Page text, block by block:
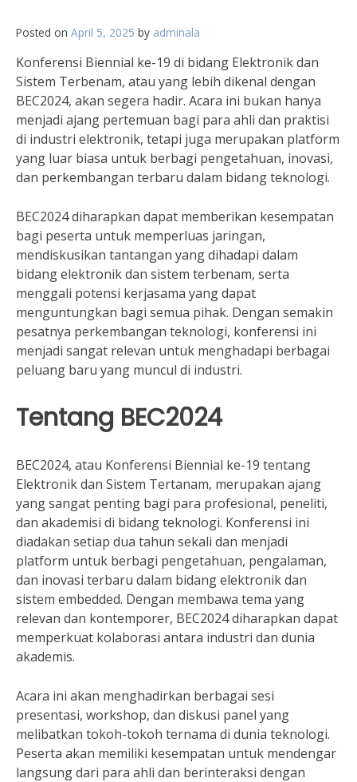
Posted on April 5, 2025 by adminala
Konferensi Biennial ke-19 di bidang Elektronik dan
Sistem Terbenam, atau yang lebih dikenal dengan
BEC2024, akan segera hadir. Acara ini bukan hanya
menjadi ajang pertemuan bagi para ahli dan praktisi
di industri elektronik, tetapi juga merupakan platform
yang luar biasa untuk berbagi pengetahuan, inovasi,
dan perkembangan terbaru dalam bidang teknologi.
BEC2024 diharapkan dapat memberikan kesempatan
bagi peserta untuk memperluas jaringan,
mendiskusikan tantangan yang dihadapi dalam
bidang elektronik dan sistem terbenam, serta
menggali potensi kerjasama yang dapat
menguntungkan bagi semua pihak. Dengan semakin
pesatnya perkembangan teknologi, konferensi ini
menjadi sangat relevan untuk menghadapi berbagai
peluang baru yang muncul di industri.
Tentang BEC2024
BEC2024, atau Konferensi Biennial ke-19 tentang
Elektronik dan Sistem Tertanam, merupakan ajang
yang sangat penting bagi para profesional, peneliti,
dan akademisi di bidang teknologi. Konferensi ini
diadakan setiap dua tahun sekali dan menjadi
platform untuk berbagi pengetahuan, pengalaman,
dan inovasi terbaru dalam bidang elektronik dan
sistem embedded. Dengan membawa tema yang
relevan dan kontemporer, BEC2024 diharapkan dapat
memperkuat kolaborasi antara industri dan dunia
akademis.
Acara ini akan menghadirkan berbagai sesi
presentasi, workshop, dan diskusi panel yang
melibatkan tokoh-tokoh ternama di dunia teknologi.
Peserta akan memiliki kesempatan untuk mendengar
langsung dari para ahli dan berinteraksi dengan